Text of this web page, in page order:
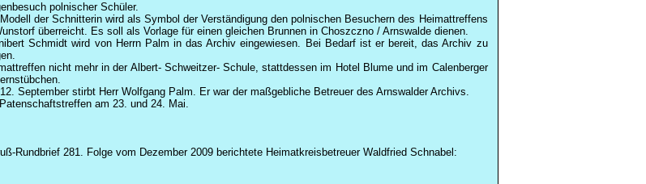
polnischer Schüler.
der Schnitterin wird als Symbol der Verständigung den polnischen Besuchern des Heimattreffens
überreicht. Es soll als Vorlage für einen gleichen Brunnen in Choszczno / Arnswalde dienen.
Schmidt wird von Herrn Palm in das Archiv eingewiesen. Bei Bedarf ist er bereit, das Archiv zu
nicht mehr in der Albert- Schweitzer- Schule, stattdessen im Hotel Blume und im Calenberger
September stirbt Herr Wolfgang Palm. Er war der maßgebliche Betreuer des Arnswalder Archivs.
Patenschaftstreffenam 23. und 24. Mai.
Rundbrief 281. Folge vom Dezember 2009 berichtete Heimatkreisbetreuer Waldfried Schnabel: